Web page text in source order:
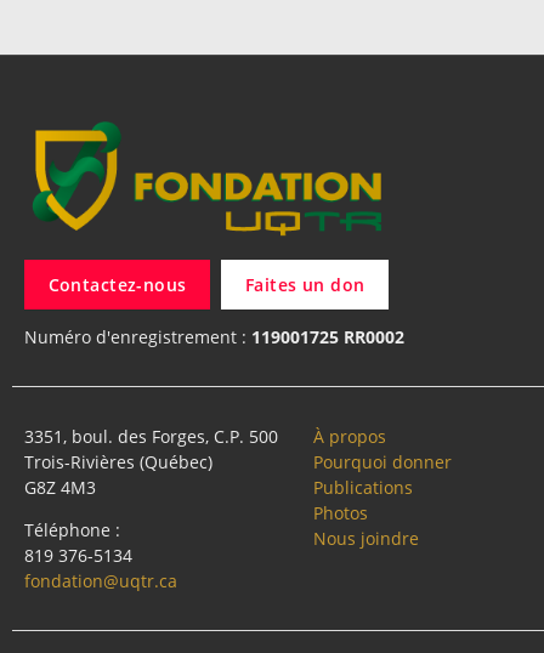
Contactez-nous Faites un don
Numéro d'enregistrement : 119001725 RR0002
3351, boul. des Forges, C.P. 500
Trois-Rivières (Québec)
G8Z 4M3
Téléphone :
819 376-5134
fondation@uqtr.ca
À propos
Pourquoi donner
Publications
Photos
Nous joindre